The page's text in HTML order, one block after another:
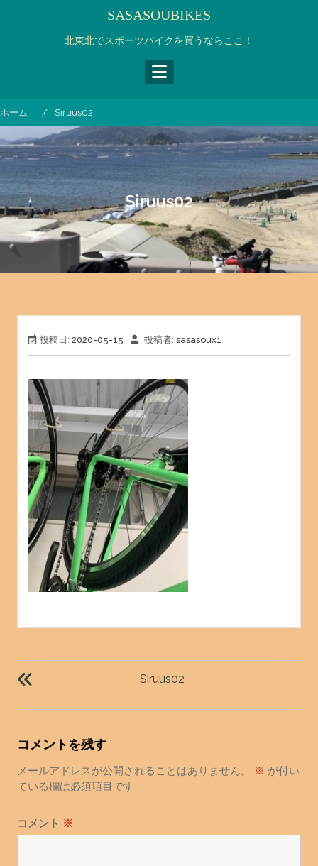
キ
プ
SASASOUBIKES
北東北でスポーツバイクを買うならここ！
ホーム Siruus02
Siruus02
投稿日: 2020-05-15 投稿者: sasasoux1
投
稿
ビ
ー
シ
ョ
Siruus02
コメントを残す
メールアドレスが公開されることはありません。 ※ が付い
ている欄は必須項目です
コメント ※